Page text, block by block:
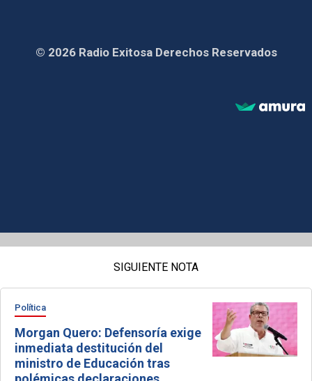
© 2026 Radio Exitosa Derechos Reservados
SIGUIENTE NOTA
Política
Morgan Quero: Defensoría exige
inmediata destitución del
ministro de Educación tras